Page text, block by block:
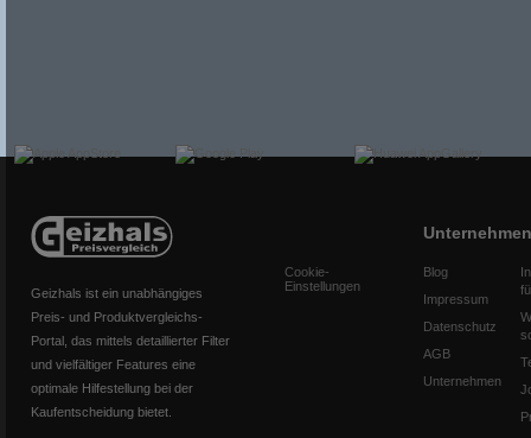
Geizhals ist ein unabhängiges
Preis- und Produktvergleichs-
Portal, das mittels detaillierter Filter
und vielfältiger Features eine
optimale Hilfestellung bei der
Kaufentscheidung bietet.
Cookie-
Einstellungen
Unternehmen
Blog
Impressum
Datenschutz
AGB
Unternehmen